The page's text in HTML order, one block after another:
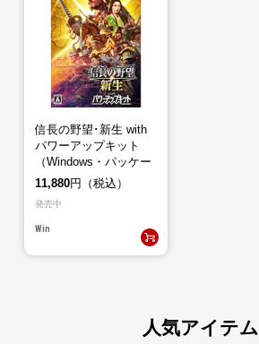
信長の野望･新生 with
パワーアップキット
（Windows・パッケー
ジ版）
11,880円（税込）
発売中
Win
人気アイテム